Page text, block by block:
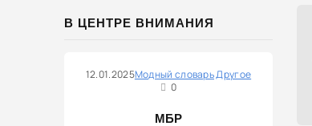
В ЦЕНТРЕ ВНИМАНИЯ
12.01.2025Модный словарьДругое
0
МБР